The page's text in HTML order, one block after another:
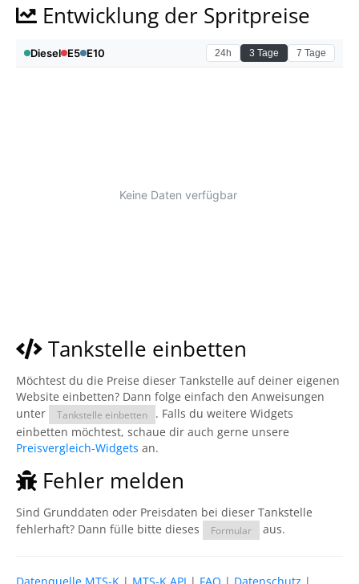
Entwicklung der Spritpreise
Tankstelle einbetten
Möchtest du die Preise dieser Tankstelle auf deiner eigenen
Website einbetten? Dann folge einfach den Anweisungen
unter
Tankstelle einbetten
. Falls du weitere Widgets
einbetten möchtest, schaue dir auch gerne unsere
Preisvergleich-Widgets an.
Fehler melden
Sind Grunddaten oder Preisdaten bei dieser Tankstelle
fehlerhaft? Dann fülle bitte dieses
Formular aus.